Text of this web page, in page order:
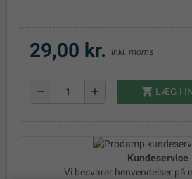
29,00 kr. Inkl. moms
remove add shopping_cart LÆG I
Kundeservice
Vi besvarer henvendelser på